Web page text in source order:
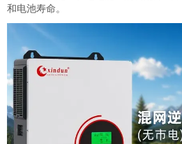
和电池寿命。